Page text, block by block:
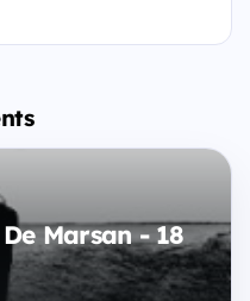
Marsan - 18